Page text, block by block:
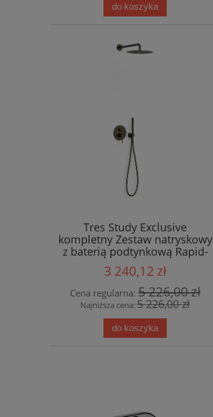
do koszyka
Tres Study Exclusive
kompletny Zestaw natryskowy
z baterią podtynkową Rapid-
Box 26228004KMB Czarny
Brąz
3 240,12 zł
Cena regularna: 5 226,00 zł
Najniższa cena:5 226,00 zł
do koszyka